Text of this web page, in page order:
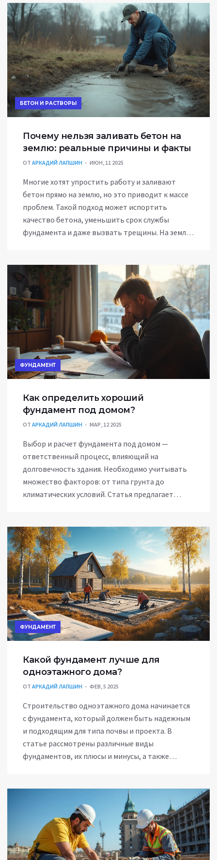
БЕТОН И РАСТВОРЫ
Почему нельзя заливать бетон на
землю: реальные причины и факты
ОТ АРКАДИЙ ЛАПШИН ИЮН, 11 2025
Многие хотят упростить работу и заливают
бетон прямо на землю, но это приводит к массе
проблем. Такой подход может испортить
качество бетона, уменьшить срок службы
фундамента и даже вызвать трещины. На земле
плохая идея, чем грозит и как заливать
правильно.
ФУНДАМЕНТ
Как определить хороший
фундамент под домом?
ОТ АРКАДИЙ ЛАПШИН МАР, 12 2025
Выбор и расчет фундамента под домом —
ответственный процесс, влияющий на
долговечность здания. Необходимо учитывать
множество факторов: от типа грунта до
климатических условий. Статья предлагает
распространенных ошибок при строительстве.
Понять, на что обратить внимание при
проектировании и строительстве фундамента
— первый шаг к правильному дому. Это
руководство будет полезно и тем, кто строит
самостоятельно, и тем, кто сотрудничает со
строительными компаниями.
ФУНДАМЕНТ
Какой фундамент лучше для
одноэтажного дома?
ОТ АРКАДИЙ ЛАПШИН ФЕВ, 5 2025
Строительство одноэтажного дома начинается
с фундамента, который должен быть надежным
и подходящим для типа почвы и проекта. В
статье рассмотрены различные виды
фундаментов, их плюсы и минусы, а также
закладке. Понимание особенностей различных
фундаментных решений поможет сделать
уверенный и обоснованный выбор для вашего
дома.